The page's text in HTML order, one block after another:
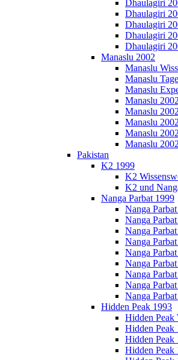
Dhaulagiri
Dhaulagiri
Dhaulagiri
Dhaulagiri
Dhaulagiri
Manaslu 2002
Manaslu
Manaslu
Manaslu
Manaslu
Manaslu
Manaslu
Manaslu
Manaslu
Pakistan
K2 1999
K2
K2 und
Nanga Parbat 1999
Nanga
Nanga
Nanga
Nanga
Nanga
Nanga
Nanga
Nanga
Nanga
Hidden Peak 1993
Hidden Peak
Hidden Peak
Hidden Peak
Hidden Peak